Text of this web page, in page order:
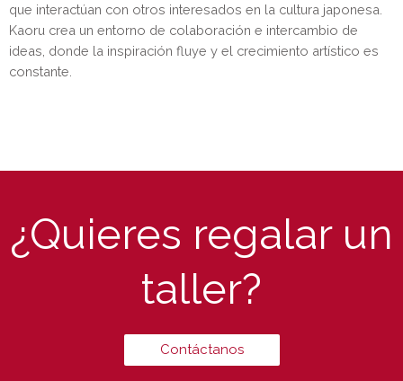
que interactúan con otros interesados en la cultura japonesa.
Kaoru crea un entorno de colaboración e intercambio de
ideas, donde la inspiración fluye y el crecimiento artístico es
constante.
¿Quieres regalar un
taller?
Contáctanos